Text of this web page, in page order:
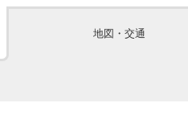
地図・交通